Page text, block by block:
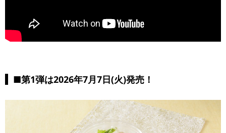
■第1弾は2026年7月7日(火)発売！